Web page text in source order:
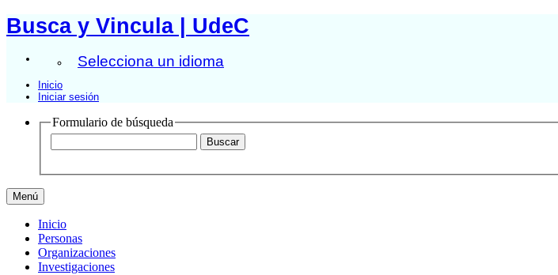
Busca y Vincula | UdeC
Selecciona un idioma
Inicio
Iniciar sesión
Formulario de búsqueda
Menú
Inicio
Personas
Organizaciones
Investigaciones